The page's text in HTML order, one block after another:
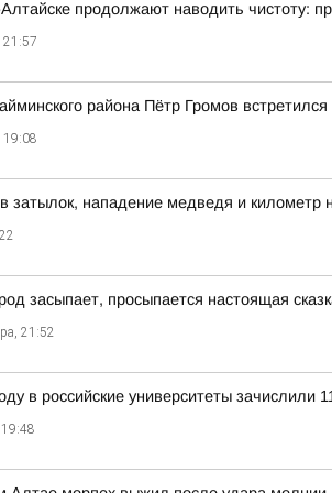
продолжают наводить чистоту:
21:57
района Пётр Громов
19:08
затылок, нападение медведя и километр
засыпает, просыпается настоящая
21:52
в российские университеты зачислили